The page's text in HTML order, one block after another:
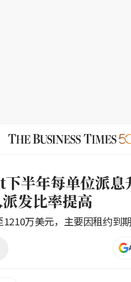
半年每单位派息
发比率提高
万美元，主要因租约到